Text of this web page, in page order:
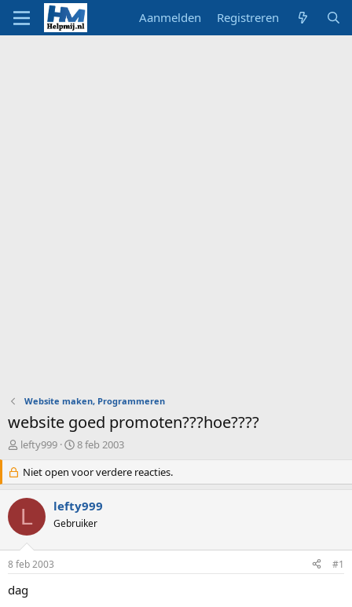
Aanmelden Registreren
Website maken, Programmeren
website goed promoten???hoe????
O
d
e
r
e
p
s
t
a
lefty999
S
a
r
d
a
m
8 feb 2003
Niet open voor verdere reacties.
L lefty999
Gebruiker
8 feb 2003 #1
dag